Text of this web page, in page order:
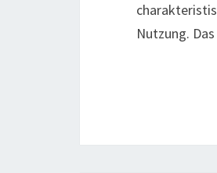
Nutzung.